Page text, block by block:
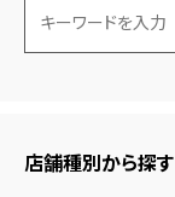
店舗種別から探す